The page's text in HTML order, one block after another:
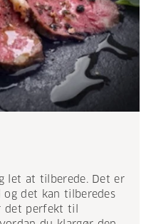
let at tilberede. Det er
det kan tilberedes
det perfekt til